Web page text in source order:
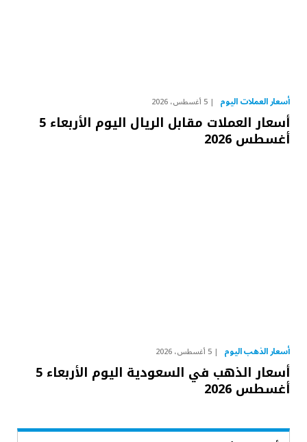
أسعار العملات اليوم 5 أغسطس، 2026
أسعار العملات مقابل الريال اليوم الأربعاء 5
أغسطس 2026
أسعار الذهب اليوم 5 أغسطس، 2026
أسعار الذهب في السعودية اليوم الأربعاء 5
أغسطس 2026